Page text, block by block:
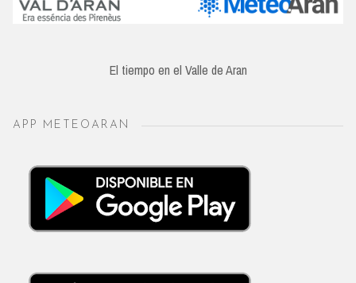
El tiempo en el Valle de Aran
APP METEOARAN